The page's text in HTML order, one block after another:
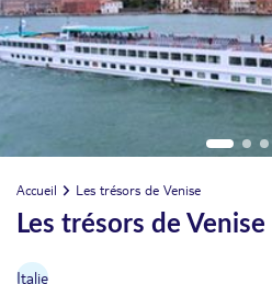
Accueil Les trésors de Venise
Les trésors de Venise
Italie